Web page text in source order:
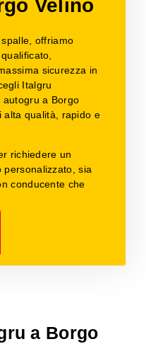
Velino
offriamo
sicurezza in
Italgru
a Borgo
alta qualità, rapido e
richiedere un
personalizzato, sia
conducente che
a Borgo